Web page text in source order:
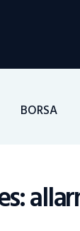
BORSA